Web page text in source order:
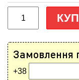
Замовлення
+38